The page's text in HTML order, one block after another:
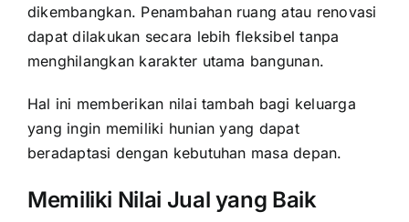
dikembangkan. Penambahan ruang atau renovasi
dapat dilakukan secara lebih fleksibel tanpa
menghilangkan karakter utama bangunan.
Hal ini memberikan nilai tambah bagi keluarga
yang ingin memiliki hunian yang dapat
beradaptasi dengan kebutuhan masa depan.
Memiliki Nilai Jual yang Baik